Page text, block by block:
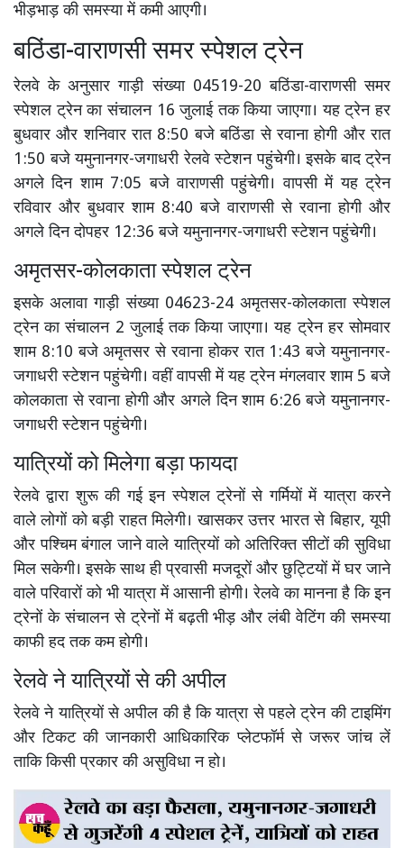
भीड़भाड़ की समस्या में कमी आएगी।
बठिंडा-वाराणसी समर स्पेशल ट्रेन
रेलवे के अनुसार गाड़ी संख्या 04519-20 बठिंडा-वाराणसी समर
स्पेशल ट्रेन का संचालन 16 जुलाई तक किया जाएगा। यह ट्रेन हर
बुधवार और शनिवार रात 8:50 बजे बठिंडा से रवाना होगी और रात
1:50 बजे यमुनानगर-जगाधरी रेलवे स्टेशन पहुंचेगी। इसके बाद ट्रेन
अगले दिन शाम 7:05 बजे वाराणसी पहुंचेगी। वापसी में यह ट्रेन
रविवार और बुधवार शाम 8:40 बजे वाराणसी से रवाना होगी और
अगले दिन दोपहर 12:36 बजे यमुनानगर-जगाधरी स्टेशन पहुंचेगी।
अमृतसर-कोलकाता स्पेशल ट्रेन
इसके अलावा गाड़ी संख्या 04623-24 अमृतसर-कोलकाता स्पेशल
ट्रेन का संचालन 2 जुलाई तक किया जाएगा। यह ट्रेन हर सोमवार
शाम 8:10 बजे अमृतसर से रवाना होकर रात 1:43 बजे यमुनानगर-
जगाधरी स्टेशन पहुंचेगी। वहीं वापसी में यह ट्रेन मंगलवार शाम 5 बजे
कोलकाता से रवाना होगी और अगले दिन शाम 6:26 बजे यमुनानगर-
जगाधरी स्टेशन पहुंचेगी।
यात्रियों को मिलेगा बड़ा फायदा
रेलवे द्वारा शुरू की गई इन स्पेशल ट्रेनों से गर्मियों में यात्रा करने
वाले लोगों को बड़ी राहत मिलेगी। खासकर उत्तर भारत से बिहार, यूपी
और पश्चिम बंगाल जाने वाले यात्रियों को अतिरिक्त सीटों की सुविधा
मिल सकेगी। इसके साथ ही प्रवासी मजदूरों और छुट्टियों में घर जाने
वाले परिवारों को भी यात्रा में आसानी होगी। रेलवे का मानना है कि इन
ट्रेनों के संचालन से ट्रेनों में बढ़ती भीड़ और लंबी वेटिंग की समस्या
काफी हद तक कम होगी।
रेलवे ने यात्रियों से की अपील
रेलवे ने यात्रियों से अपील की है कि यात्रा से पहले ट्रेन की टाइमिंग
और टिकट की जानकारी आधिकारिक प्लेटफॉर्म से जरूर जांच लें
ताकि किसी प्रकार की असुविधा न हो।